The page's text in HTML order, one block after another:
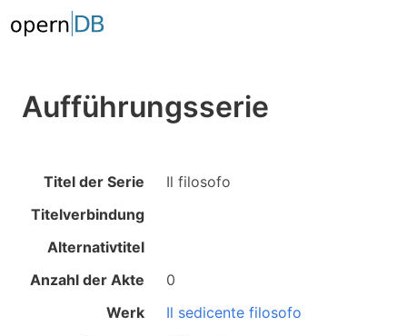
Aufführungsserie
Titel der Serie
Il filosofo
Titelverbindung
Alternativtitel
Anzahl der Akte
0
Werk
Il sedicente filosofo